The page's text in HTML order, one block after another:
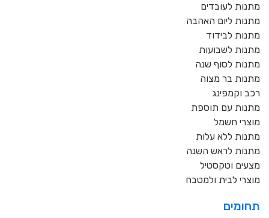
מתנות לעובדים
מתנות ליום האהבה
מתנות לבידוד
מתנות לשבועות
מתנות לסוף שנה
מתנות בר מצוה
רכב וקמפינג
מתנות עם תוספת
מוצרי חשמל
מתנות ללא עלות
מתנות לראש השנה
מצעים וטקסטיל
מוצרי לבית ולמטבח
תחומים